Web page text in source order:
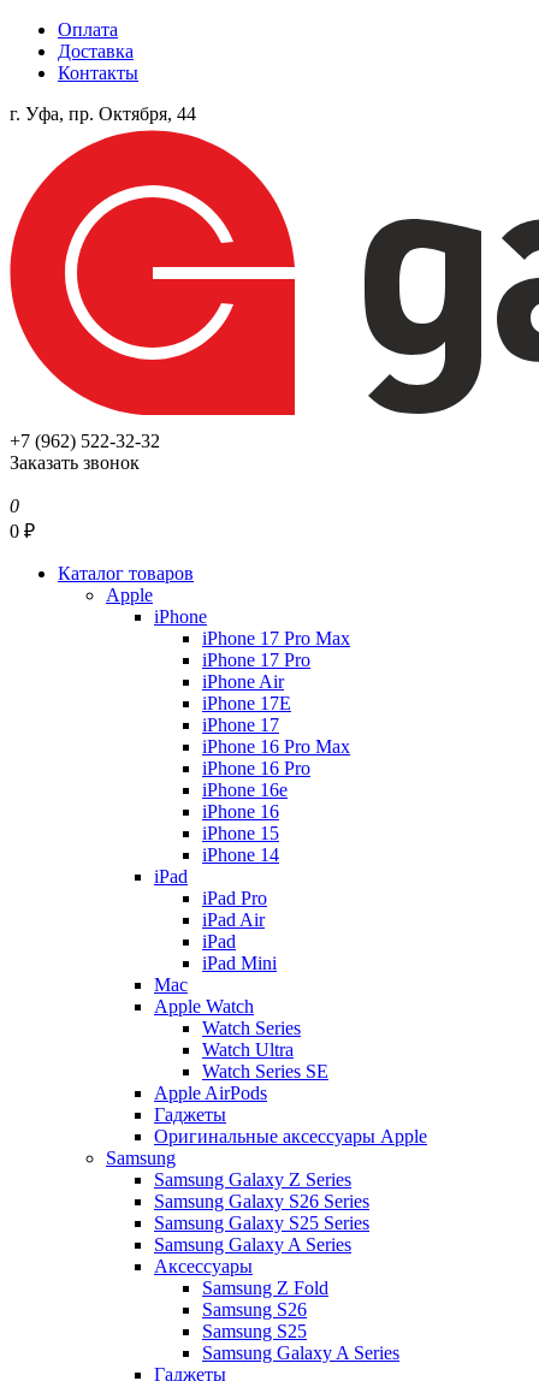
Оплата
Доставка
Контакты
г. Уфа, пр. Октября, 44
+7 (962) 522-32-32
Заказать звонок
0
0 ₽
Каталог товаров
Apple
iPhone
iPhone 17 Pro Max
iPhone 17 Pro
iPhone Air
iPhone 17E
iPhone 17
iPhone 16 Pro Max
iPhone 16 Pro
iPhone 16e
iPhone 16
iPhone 15
iPhone 14
iPad
iPad Pro
iPad Air
iPad
iPad Mini
Mac
Apple Watch
Watch Series
Watch Ultra
Watch Series SE
Apple AirPods
Гаджеты
Оригинальные аксессуары Apple
Samsung
Samsung Galaxy Z Series
Samsung Galaxy S26 Series
Samsung Galaxy S25 Series
Samsung Galaxy A Series
Аксессуары
Samsung Z Fold
Samsung S26
Samsung S25
Samsung Galaxy A Series
Гаджеты